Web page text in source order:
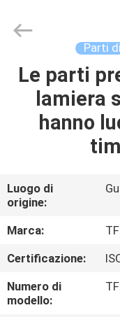
CASA.
PRODOTTI
DI
NOI
VISITA
ALLA
FABBRICA
Technology
Rights
Reserved.
Parti
Le parti
lamiera
hanno
Luogo di
origine:
Marca:
TF
Certificazione:
Numero di
modello: